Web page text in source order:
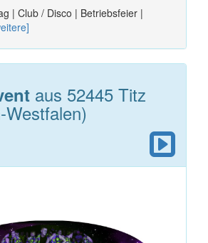
| Club / Disco | Betriebsfeier |
aus 52445 Titz